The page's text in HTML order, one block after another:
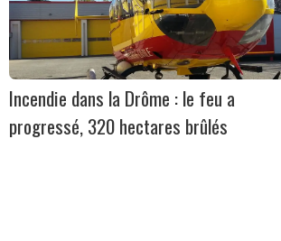
Incendie dans la Drôme : le feu a
progressé, 320 hectares brûlés